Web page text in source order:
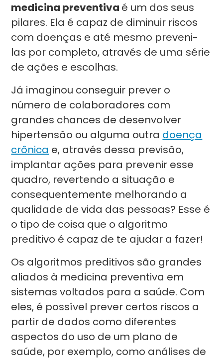
medicina preventiva é um dos seus
pilares. Ela é capaz de diminuir riscos
com doenças e até mesmo preveni-
las por completo, através de uma série
de ações e escolhas.
Já imaginou conseguir prever o
número de colaboradores com
grandes chances de desenvolver
hipertensão ou alguma outra doença
crônica e, através dessa previsão,
implantar ações para prevenir esse
quadro, revertendo a situação e
consequentemente melhorando a
qualidade de vida das pessoas? Esse é
o tipo de coisa que o algoritmo
preditivo é capaz de te ajudar a fazer!
Os algoritmos preditivos são grandes
aliados à medicina preventiva em
sistemas voltados para a saúde. Com
eles, é possível prever certos riscos a
partir de dados como diferentes
aspectos do uso de um plano de
saúde, por exemplo, como análises de